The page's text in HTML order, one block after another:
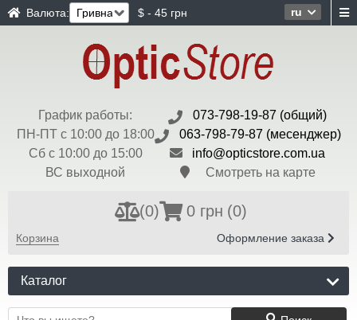
ru
Валюта: $ - 45 грн
График работы:
ПН-ПТ с 10:00 до 18:00
Сб с 10:00 до 15:00
ВС выходной
073-798-19-87 (общий)
063-798-79-87 (месенджер)
info@opticstore.com.ua
Смотреть на карте
(0) 0 грн (0)
Корзина Оформление заказа
Каталог